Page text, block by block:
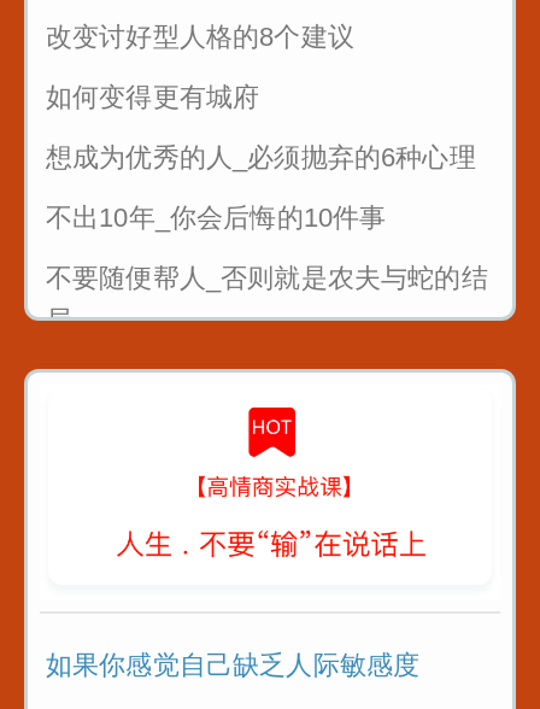
改变讨好型人格的8个建议
如何变得更有城府
想成为优秀的人_必须抛弃的6种心理
不出10年_你会后悔的10件事
不要随便帮人_否则就是农夫与蛇的结
局
曾国藩4条识人术_教你看人不走眼
对待不同人处世十法则
教你6招_没人能算计你
如果你感觉自己缺乏人际敏感度